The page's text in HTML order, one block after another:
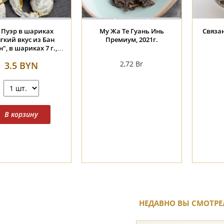
в шариках
вкус из Бан
в шариках 7 г.,
3.5 BYN
Му Жа Те Гуань Инь
Премиум, 2021г.
2,72 Br
НЕДАВНО ВЫ